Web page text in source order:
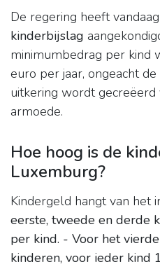
De regering heeft
kinderbijslag
minimumbedrag per kind
euro per jaar, ongeacht
uitkering wordt
armoede.
Hoe hoog is de
Luxemburg?
Kindergeld hangt van het
eerste, tweede en derde
per kind. - Voor het
kinderen, voor ieder kind